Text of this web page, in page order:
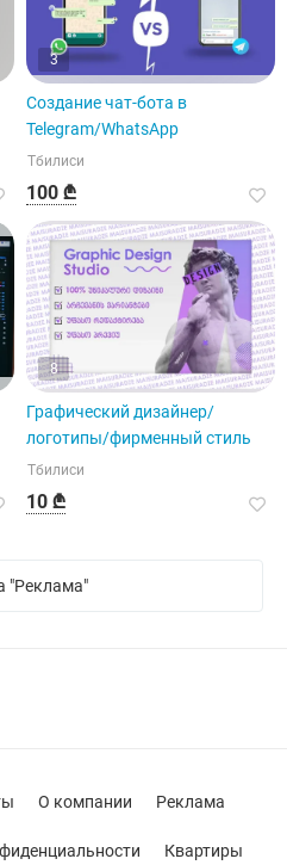
3
Создание чат-бота в
Telegram/WhatsApp
Тбилиси
100 ₾
8
Графический дизайнер/
логотипы/фирменный стиль
Тбилиси
10 ₾
"Реклама"
О компании Реклама
Квартиры